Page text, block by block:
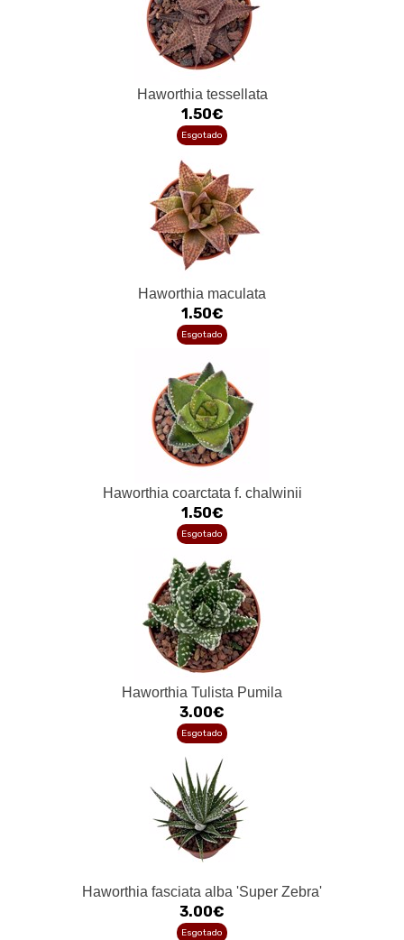
Haworthia tessellata
1.50€
Esgotado
Haworthia maculata
1.50€
Esgotado
Haworthia coarctata f. chalwinii
1.50€
Esgotado
Haworthia Tulista Pumila
3.00€
Esgotado
Haworthia fasciata alba 'Super Zebra'
3.00€
Esgotado